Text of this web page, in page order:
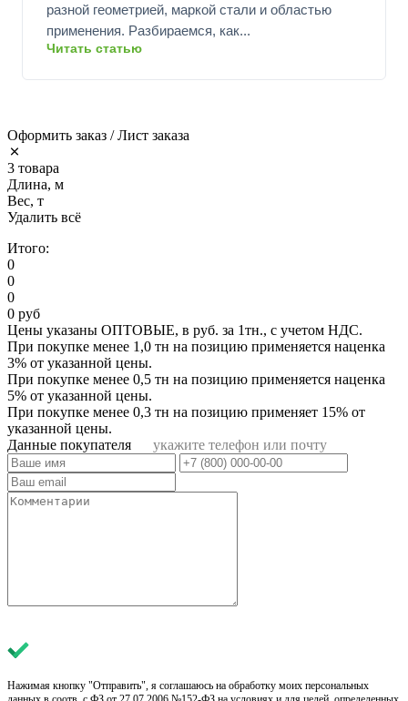
разной геометрией, маркой стали и областью
применения. Разбираемся, как...
Читать статью
Оформить заказ / Лист заказа
3 товара
Длина, м
Вес, т
Удалить всё
Итого:
0
0
0
0 руб
Цены указаны ОПТОВЫЕ, в руб. за 1тн., с учетом НДС.
При покупке менее 1,0 тн на позицию применяется наценка
3% от указанной цены.
При покупке менее 0,5 тн на позицию применяется наценка
5% от указанной цены.
При покупке менее 0,3 тн на позицию применяет 15% от
указанной цены.
Данные покупателя
укажите телефон или почту
Нажимая кнопку "Отправить", я соглашаюсь на обработку моих персональных